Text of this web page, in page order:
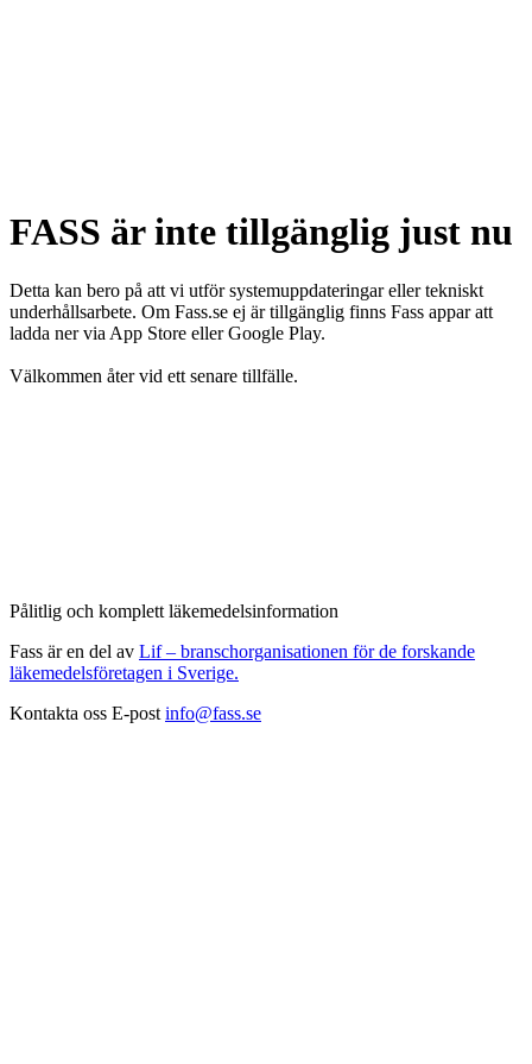
FASS är inte tillgänglig just nu
Detta kan bero på att vi utför systemuppdateringar eller tekniskt
underhållsarbete. Om Fass.se ej är tillgänglig finns Fass appar att
ladda ner via App Store eller Google Play.
Välkommen åter vid ett senare tillfälle.
Pålitlig och komplett läkemedelsinformation
Fass är en del av Lif – branschorganisationen för de forskande
läkemedelsföretagen i Sverige.
Kontakta oss E-post info@fass.se